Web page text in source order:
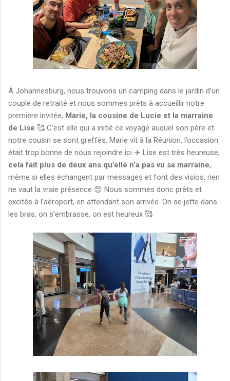
À Johannesburg, nous trouvons un camping dans le jardin d’un
couple de retraité et nous sommes prêts à accueillir notre
première invitée, Marie, la cousine de Lucie et la marraine
de Lise 🥰 C’est elle qui a initié ce voyage auquel son père et
notre cousin se sont greffés. Marie vit à la Réunion, l’occasion
était trop bonne de nous rejoindre ici ✈️ Lise est très heureuse,
cela fait plus de deux ans qu’elle n’a pas vu sa marraine,
même si elles échangent par messages et font des visios, rien
ne vaut la vraie présence 😍 Nous sommes donc prêts et
excités à l’aéroport, en attendant son arrivée. On se jette dans
les bras, on s’embrasse, on est heureux 🥰